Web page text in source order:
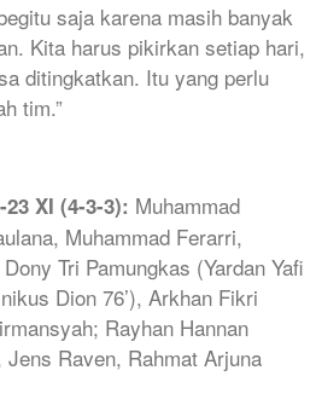
saja karena masih banyak
Kita harus pikirkan setiap hari,
ditingkatkan. Itu yang perlu
tim.”
XI (4-3-3): Muhammad
Muhammad Ferarri,
Tri Pamungkas (Yardan Yafi
Dion 76’), Arkhan Fikri
Rayhan Hannan
Jens Raven, Rahmat Arjuna